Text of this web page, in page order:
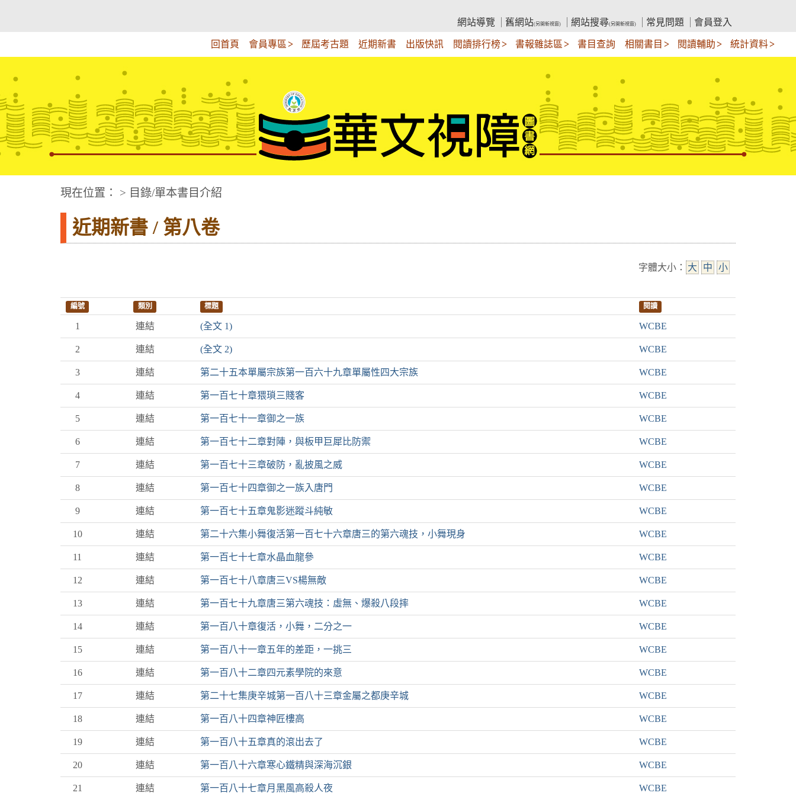
內
網站導覽
舊網站(另開新視窗) 網站搜尋(另開新視窗) 常見問題 會員登入
回首頁 會員專區 歷屆考古題 近期新書 出版快訊 閱讀排行榜 書報雜誌區 書目查詢 相關書目 閱讀輔助 統計資料
華文視障電子圖書網
現在位置： > 目錄/單本書目介紹
近期新書 / 第八卷
字體大小： 大 中 小
編號 類別 標題 閱讀
1 連結 (全文 1) WCBE
2 連結 (全文 2) WCBE
3 連結 第二十五本單屬宗族第一百六十九章單屬性四大宗族 WCBE
4 連結 第一百七十章猥瑣三賤客 WCBE
5 連結 第一百七十一章御之一族 WCBE
6 連結 第一百七十二章對陣，與板甲巨犀比防禦 WCBE
7 連結 第一百七十三章破防，亂披風之威 WCBE
8 連結 第一百七十四章御之一族入唐門 WCBE
9 連結 第一百七十五章鬼影迷蹤斗純敏 WCBE
10 連結 第二十六集小舞復活第一百七十六章唐三的第六魂技，小舞現身 WCBE
11 連結 第一百七十七章水晶血龍參 WCBE
12 連結 第一百七十八章唐三VS楊無敵 WCBE
13 連結 第一百七十九章唐三第六魂技：虛無、爆殺八段摔 WCBE
14 連結 第一百八十章復活，小舞，二分之一 WCBE
15 連結 第一百八十一章五年的差距，一挑三 WCBE
16 連結 第一百八十二章四元素學院的來意 WCBE
17 連結 第二十七集庚辛城第一百八十三章金屬之都庚辛城 WCBE
18 連結 第一百八十四章神匠樓高 WCBE
19 連結 第一百八十五章真的滾出去了 WCBE
20 連結 第一百八十六章寒心鐵精與深海沉銀 WCBE
21 連結 第一百八十七章月黑風高殺人夜 WCBE